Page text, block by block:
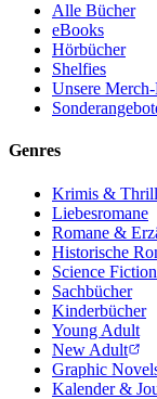
Alle Bücher
eBooks
Hörbücher
Shelfies
Unsere
Genres
Krimis &
Liebesromane
Romane &
Historische
Science
Sachbücher
Kinderbücher
Young Adult
New Adult
Graphic
Kalender &